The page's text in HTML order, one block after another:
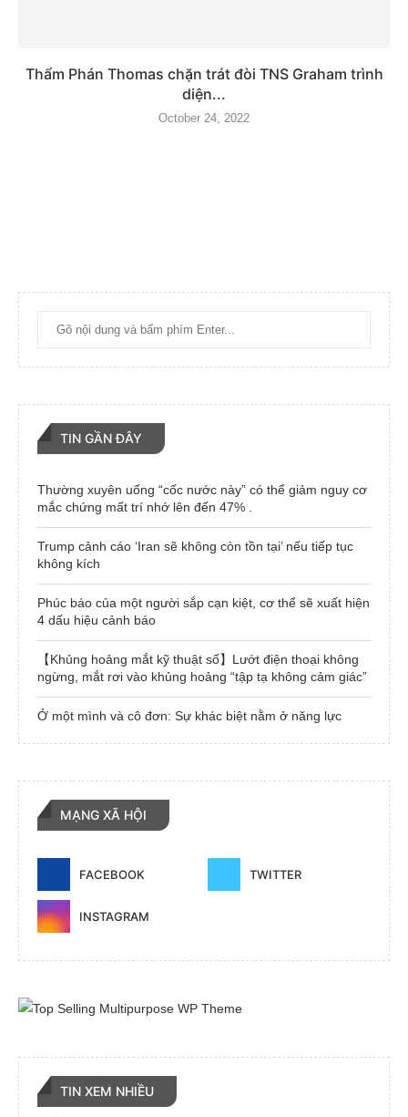
Thẩm Phán Thomas chặn trát đòi TNS Graham trình
diện...
October 24, 2022
TIN GẦN ĐÂY
Thường xuyên uống “cốc nước này” có thể giảm nguy cơ
mắc chứng mất trí nhớ lên đến 47% .
Trump cảnh cáo ‘Iran sẽ không còn tồn tại’ nếu tiếp tục
không kích
Phúc báo của một người sắp cạn kiệt, cơ thể sẽ xuất hiện
4 dấu hiệu cảnh báo
【Khủng hoảng mắt kỹ thuật số】Lướt điện thoại không
ngừng, mắt rơi vào khủng hoảng “tập tạ không cảm giác”
Ở một mình và cô đơn: Sự khác biệt nằm ở năng lực
MẠNG XÃ HỘI
FACEBOOK TWITTER
INSTAGRAM
TIN XEM NHIỀU